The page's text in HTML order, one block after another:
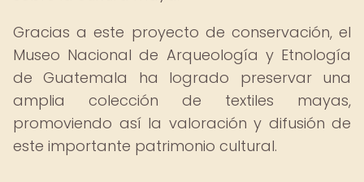
Gracias a este proyecto de conservación, el
Museo Nacional de Arqueología y Etnología
de Guatemala ha logrado preservar una
amplia colección de textiles mayas,
promoviendo así la valoración y difusión de
este importante patrimonio cultural.